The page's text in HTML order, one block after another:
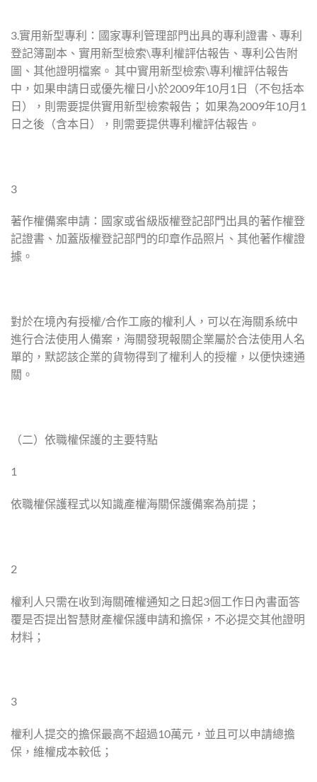
3.實用新型專利：國家專利管理部門出具的專利證書、專利
登記簿副本、實用新型檢索\專利權評估報告、專利公告附
圖、其他證明檔案。 其中實用新型檢索\專利權評估報告
中，如果申請日或優先權日小於2009年10月1日（不包括本
日），則需要提供實用新型檢索報告； 如果為2009年10月1
日之後（含本日），則需要提供專利權評估報告。
3
著作權備案申請：國家或省級版權登記部門出具的著作權登
記證書、加蓋版權登記部門的印章作品照片、其他著作權證
據。
對於在境內有授權/合作工廠的權利人，可以在海關系統中
進行合法使用人備案，海關發現報關企業屬於合法使用人名
單的，默認該企業的貨物得到了權利人的授權，以便快速通
關。
（二）依職權保護的主要特點
1
依職權保護程式以知識產權海關保護備案為前提；
2
權利人只需在收到海關確權通知之日起3個工作日內書面答
覆是否提出智慧財產權保護申請和擔保，不必提交其他證明
材料；
3
權利人提交的擔保最高不超過10萬元，並且可以申請總擔
保，維權成本較低；